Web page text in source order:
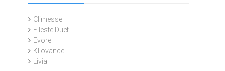
Climesse
Elleste Duet
Evorel
Kliovance
Livial